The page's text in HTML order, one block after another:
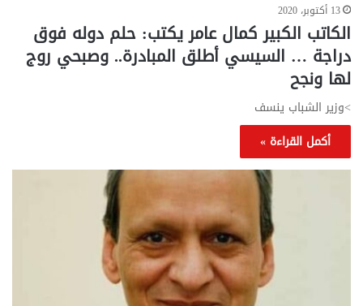
13 أكتوبر، 2020
الكاتب الكبير كمال عامر يكتب: حلم دوله فوق
دراجة … السيسي أطلق المبادرة.. وصبحي روج
لها ونجح
>وزير الشباب ينسف
أكمل القراءة »